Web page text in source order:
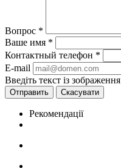
Вопрос *
Ваше имя *
Контактный телефон *
E-mail
Введіть текст із зображення
Скасувати
Рекомендації